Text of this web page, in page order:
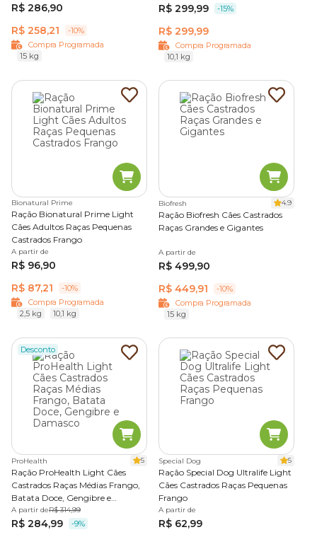
R$ 286,90
R$ 258,21
-10%
Compra Programada
15 kg
R$ 299,99 -15%
R$ 299,99
Compra Programada
10,1 kg
Bionatural Prime
Ração Bionatural Prime Light
Cães Adultos Raças Pequenas
Castrados Frango
A partir de
R$ 96,90
R$ 87,21
-10%
Compra Programada
2,5 kg
10,1 kg
Biofresh 4.9
Ração Biofresh Cães Castrados
Raças Grandes e Gigantes
A partir de
R$ 499,90
R$ 449,91
-10%
Compra Programada
15 kg
Desconto
ProHealth 5
Ração ProHealth Light Cães
Castrados Raças Médias Frango,
Batata Doce, Gengibre e
Damasco
A partir deR$ 314,99
R$ 284,99 -9%
Special Dog 5
Ração Special Dog Ultralife Light
Cães Castrados Raças Pequenas
Frango
A partir de
R$ 62,99